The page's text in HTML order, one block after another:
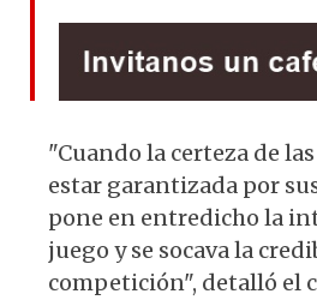
"Cuando la certeza de
estar garantizada por
pone en entredicho la
juego y se socava la
competición", detalló el